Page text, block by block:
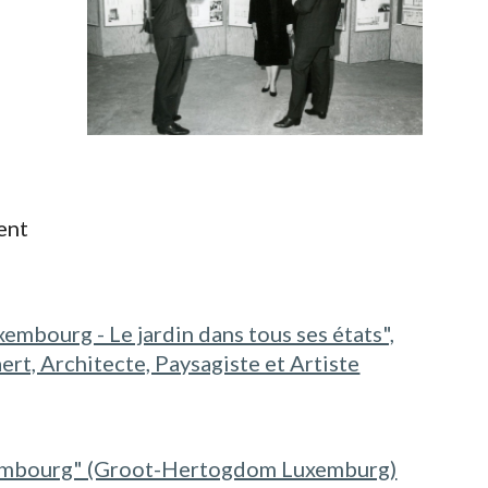
- Le jardin dans tous ses états",
Architecte, Paysagiste et Artiste
(Groot-Hertogdom Luxemburg)